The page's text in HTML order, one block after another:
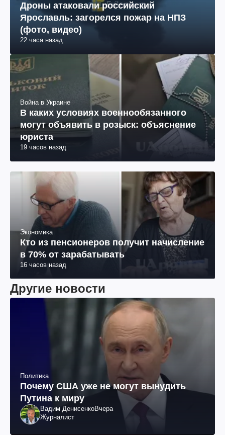
Дроны атаковали российский
Ярославль: загорелся пожар на НПЗ
(фото, видео)
22 часа назад
Война в Украине
В каких условиях военнообязанного
могут объявить в розыск: объяснение
юриста
19 часов назад
Экономика
Кто из пенсионеров получит начисление
в 70% от зарабатывать
16 часов назад
Другие новости
Политика
Почему США уже не могут вынудить
Путина к миру
Вадим ДенисенкоВчера
Журналист